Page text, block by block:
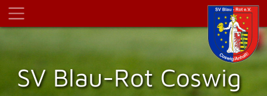
SV Blau-Rot Coswig